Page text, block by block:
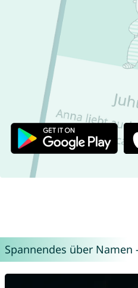
Spannendes über Namen